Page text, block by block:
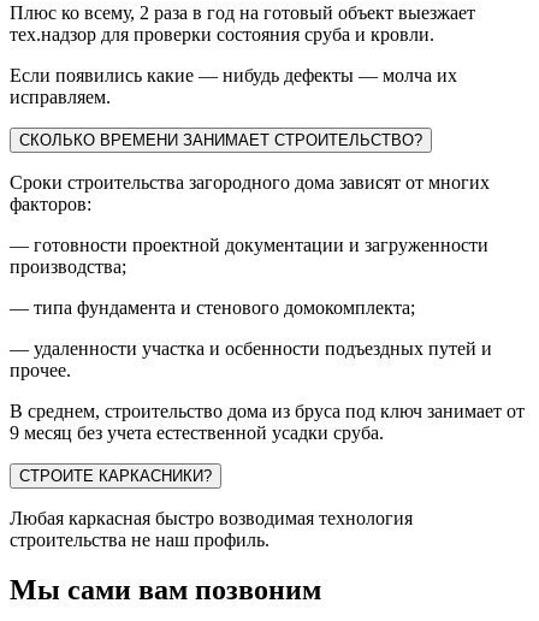
Плюс ко всему, 2 раза в год на готовый объект выезжает
тех.надзор для проверки состояния сруба и кровли.
Если появились какие — нибудь дефекты — молча их
исправляем.
СКОЛЬКО ВРЕМЕНИ ЗАНИМАЕТ СТРОИТЕЛЬСТВО?
Сроки строительства загородного дома зависят от многих
факторов:
— готовности проектной документации и загруженности
производства;
— типа фундамента и стенового домокомплекта;
— удаленности участка и осбенности подъездных путей и
прочее.
В среднем, строительство дома из бруса под ключ занимает от
9 месяц без учета естественной усадки сруба.
СТРОИТЕ КАРКАСНИКИ?
Любая каркасная быстро возводимая технология
строительства не наш профиль.
Мы сами вам позвоним